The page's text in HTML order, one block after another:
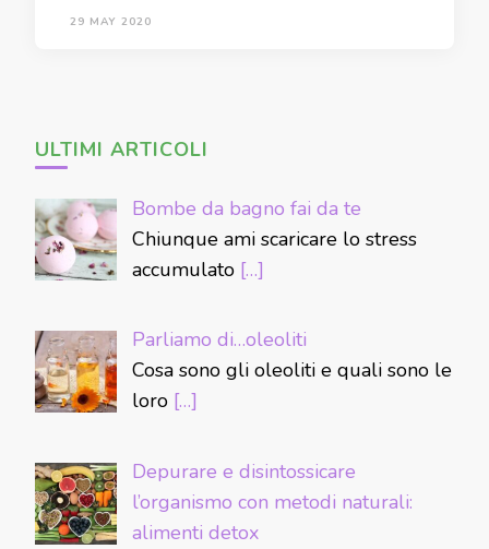
29 MAY 2020
ULTIMI ARTICOLI
Bombe da bagno fai da te
Chiunque ami scaricare lo stress
accumulato […]
Parliamo di…oleoliti
Cosa sono gli oleoliti e quali sono le
loro […]
Depurare e disintossicare
l’organismo con metodi naturali:
alimenti detox